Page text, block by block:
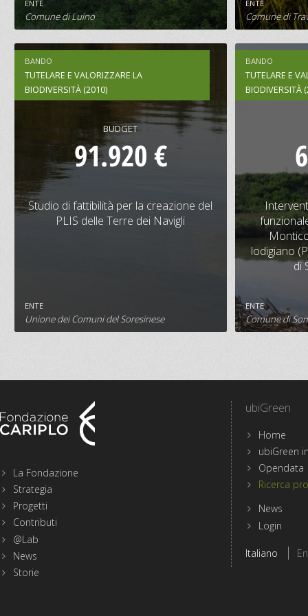
ENTE
Comune di Luino
SCHEDA PROGETTO ENTE
Comune di
BANDO
TUTELARE E VALORIZZARE LA
BIODIVERSITÀ (2010)
BUDGET
91.920 €
Studio di fattibilità per la creazione del
PLIS delle Terre dei Navigli
ENTE
Unione dei Comuni del Soresinese
Studio di fattibilità per la creazione
del PLIS delle Terre dei Navigli
BANDO
TUTELARE E
BIODIVERSITÀ
lodigiano
di
ENTE
Comune di
lodigiano
sezioni
del
sito
di
Fondazione
Cariplo
La Fondazione
Strategia
Progetti
Contributi
@Lab
News
Storie
ubiGreen
Home
ubiGreen
Opendata
Ricerca
News
Login
la
Italiano